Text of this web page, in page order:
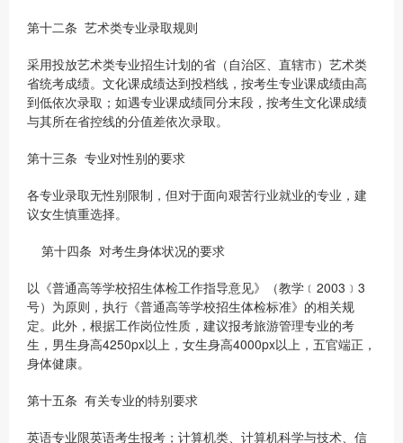
第十二条 艺术类专业录取规则
采用投放艺术类专业招生计划的省（自治区、直辖市）艺术类
省统考成绩。文化课成绩达到投档线，按考生专业课成绩由高
到低依次录取；如遇专业课成绩同分末段，按考生文化课成绩
与其所在省控线的分值差依次录取。
第十三条 专业对性别的要求
各专业录取无性别限制，但对于面向艰苦行业就业的专业，建
议女生慎重选择。
第十四条 对考生身体状况的要求
以《普通高等学校招生体检工作指导意见》（教学﹝2003﹞3
号）为原则，执行《普通高等学校招生体检标准》的相关规
定。此外，根据工作岗位性质，建议报考旅游管理专业的考
生，男生身高4250px以上，女生身高4000px以上，五官端正，
身体健康。
第十五条 有关专业的特别要求
英语专业限英语考生报考；计算机类、计算机科学与技术、信